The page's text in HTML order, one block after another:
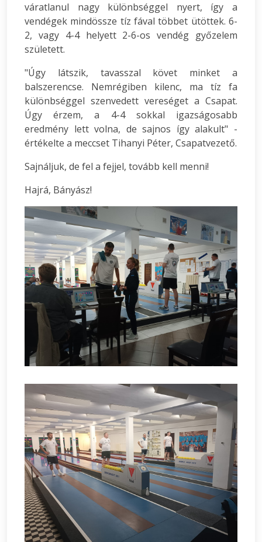
váratlanul nagy különbséggel nyert, így a
vendégek mindössze tíz fával többet ütöttek. 6-
2, vagy 4-4 helyett 2-6-os vendég győzelem
született.
"Úgy látszik, tavasszal követ minket a
balszerencse. Nemrégiben kilenc, ma tíz fa
különbséggel szenvedett vereséget a Csapat.
Úgy érzem, a 4-4 sokkal igazságosabb
eredmény lett volna, de sajnos így alakult" -
értékelte a meccset Tihanyi Péter, Csapatvezető.
Sajnáljuk, de fel a fejjel, tovább kell menni!
Hajrá, Bányász!